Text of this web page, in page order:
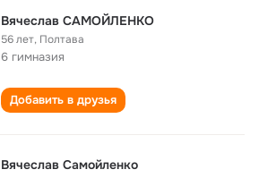
Вячеслав САМОЙЛЕНКО
56 лет, Полтава
6 гимназия
Добавить в друзья
Вячеслав Самойленко